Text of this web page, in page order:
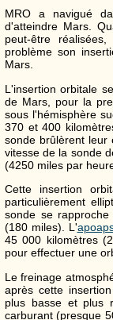
MRO a navigué
d'atteindre Mars.
peut-être
problème son
Mars.
L'insertion orbitale
de Mars, pour la
sous l'hémisphère
370 et 400
sonde brûlèrent leur
vitesse de la sonde
(4250 miles par
Cette insertion
particulièrement
sonde se
(180 miles). L'
45 000 kilomètres
pour effectuer une
Le freinage
après cette
plus basse et plus
carburant (presque